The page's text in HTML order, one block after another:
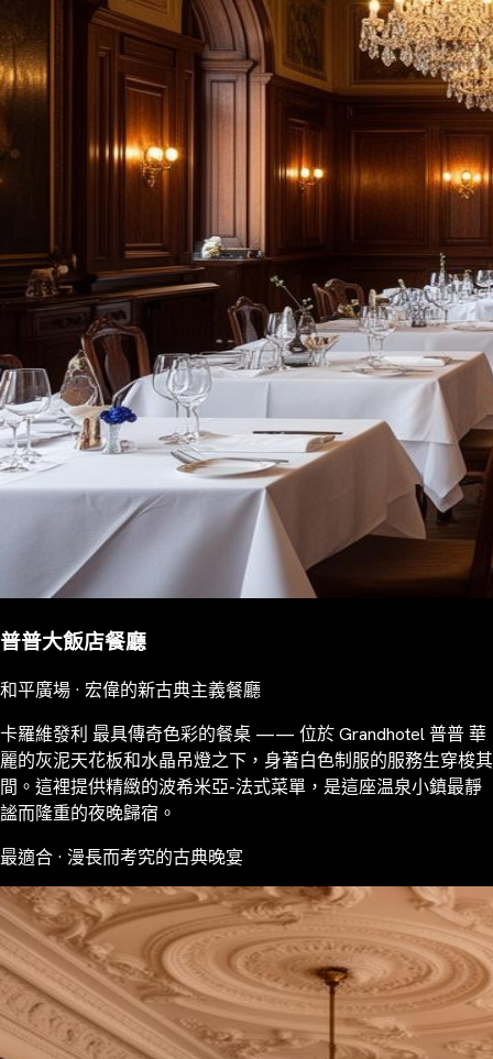
普普大飯店餐廳
和平廣場 · 宏偉的新古典主義餐廳
卡羅維發利 最具傳奇色彩的餐桌 —— 位於 Grandhotel 普普 華
麗的灰泥天花板和水晶吊燈之下，身著白色制服的服務生穿梭其
間。這裡提供精緻的波希米亞-法式菜單，是這座温泉小鎮最靜
謐而隆重的夜晚歸宿。
最適合 · 漫長而考究的古典晚宴